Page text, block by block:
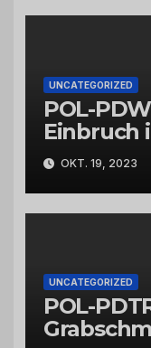
UNCATEGORIZED
POL-
Einbruch
Wittlich
OKT. 19, 2023
UNCATEGORIZED
POL-